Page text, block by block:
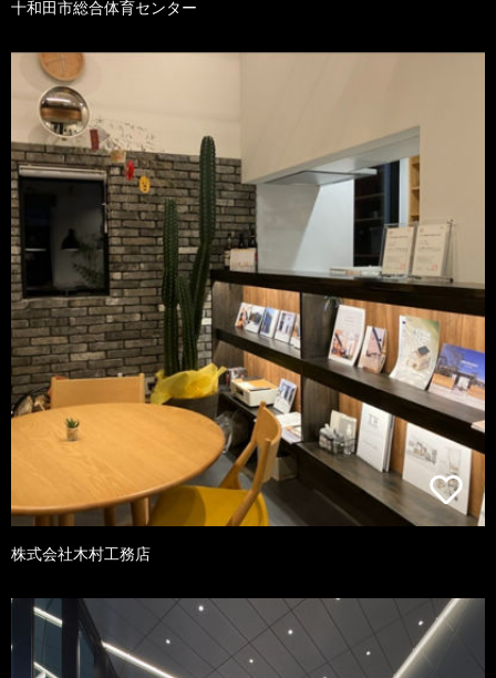
十和田市総合体育センター
株式会社木村工務店